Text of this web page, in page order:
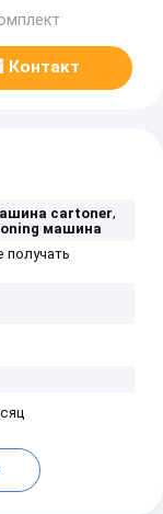
Контакт
cartoner,
машина
получать